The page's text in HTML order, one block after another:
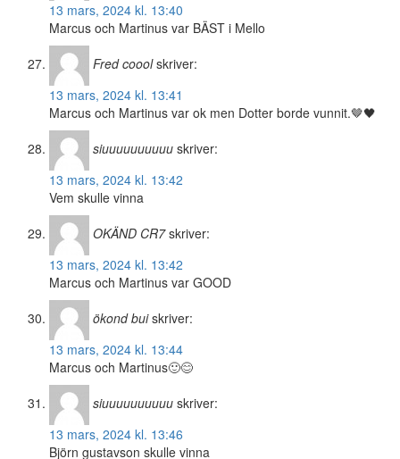
13 mars, 2024 kl. 13:40
Marcus och Martinus var BÄST i Mello
Fred coool skriver:
13 mars, 2024 kl. 13:41
Marcus och Martinus var ok men Dotter borde vunnit.🤎🖤
siuuuuuuuuuu skriver:
13 mars, 2024 kl. 13:42
Vem skulle vinna
OKÄND CR7 skriver:
13 mars, 2024 kl. 13:42
Marcus och Martinus var GOOD
ökond bui skriver:
13 mars, 2024 kl. 13:44
Marcus och Martinus🙂😊
siuuuuuuuuuu skriver:
13 mars, 2024 kl. 13:46
Björn gustavson skulle vinna